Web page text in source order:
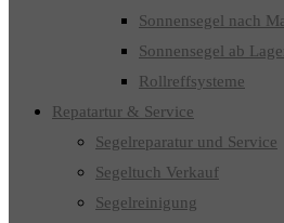
Sonnensegel nach
Sonnensegel ab
Rollreffsysteme
Repatartur & Service
Segelreparatur und Service
Segeltuch Verkauf
Segelreinigung